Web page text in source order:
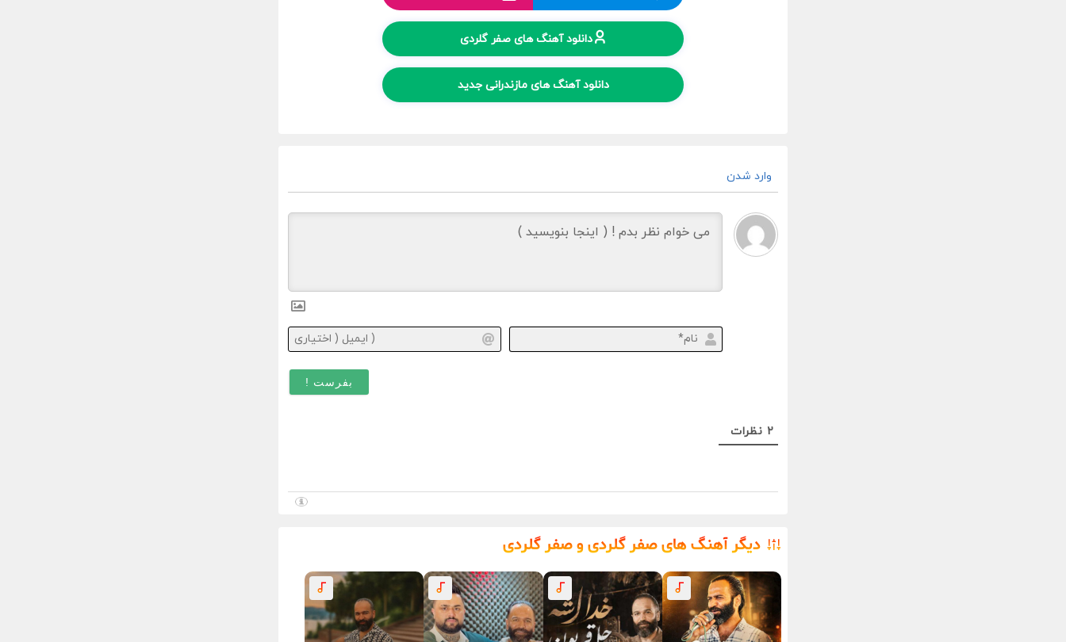
دانلود آهنگ های صفر گلردی
دانلود آهنگ های مازندرانی جدید
وارد شدن
نام*
ایمیل
(
2 نظرات
دیگر آهنگ های صفر گلردی و صفر گلردی